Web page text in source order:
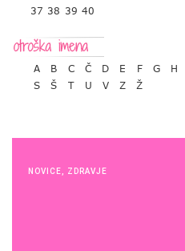
37 38 39 40
A B C Č D E F G H
S
Š T U V Z Ž
NOVICE ZDRAVJE